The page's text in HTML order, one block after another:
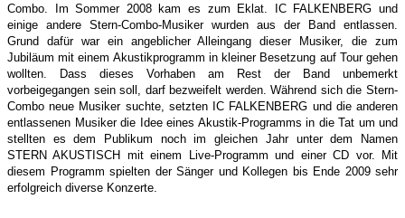
Combo.
Im Sommer 2008 kam es zum Eklat. IC FALKENBERG und
einige andere Stern-Combo-Musiker wurden aus der Band entlassen.
Grund dafür war ein angeblicher Alleingang dieser Musiker, die zum
Jubiläum mit einem Akustikprogramm in kleiner Besetzung auf Tour gehen
wollten. Dass dieses Vorhaben am Rest der Band unbemerkt
vorbeigegangen sein soll, darf bezweifelt werden. Während sich die Stern-
Combo neue Musiker suchte, setzten IC FALKENBERG und die anderen
entlassenen Musiker die Idee eines Akustik-Programms in die Tat um und
stellten es dem Publikum noch im gleichen Jahr unter dem Namen
STERN AKUSTISCH mit einem Live-Programm und einer CD vor. Mit
diesem Programm spielten der Sänger und Kollegen bis Ende 2009 sehr
erfolgreich diverse Konzerte.